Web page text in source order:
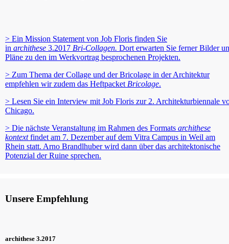
> Ein Mission Statement von Job Floris finden Sie
in archithese 3.2017 Bri-Collagen. Dort erwarten Sie ferner Bilder
Pläne zu den im Werkvortrag besprochenen Projekten.
> Zum Thema der Collage und der Bricolage in der Architektur
empfehlen wir zudem das Heftpacket Bricolage.
> Lesen Sie ein Interview mit Job Floris zur 2. Architekturbiennale
Chicago.
> Die nächste Veranstaltung im Rahmen des Formats archithese
kontextfindet am 7. Dezember auf dem Vitra Campus in Weil am
Rhein statt. Arno Brandlhuber wird dann über das architektonische
Potenzial der Ruine sprechen.
Unsere Empfehlung
archithese 3.2017